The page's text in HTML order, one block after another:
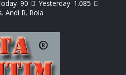
90  Yesterday 1.085 
Andi R. Rola